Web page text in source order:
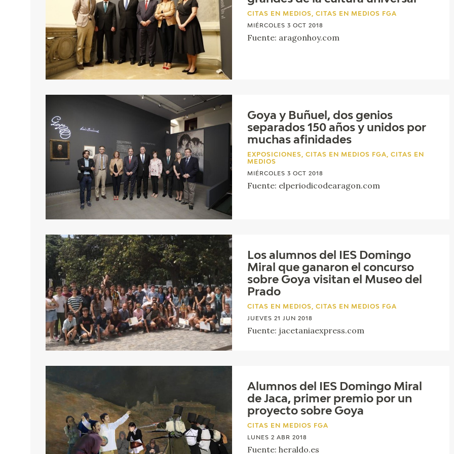
CITAS EN MEDIOS, CITAS EN MEDIOS FGA
MIÉRCOLES 3 OCT 2018
Fuente: aragonhoy.com
Goya y Buñuel, dos genios
separados 150 años y unidos por
muchas afinidades
EXPOSICIONES, CITAS EN MEDIOS FGA, CITAS EN
MEDIOS
MIÉRCOLES 3 OCT 2018
Fuente: elperiodicodearagon.com
Los alumnos del IES Domingo
Miral que ganaron el concurso
sobre Goya visitan el Museo del
Prado
CITAS EN MEDIOS, CITAS EN MEDIOS FGA
JUEVES 21 JUN 2018
Fuente: jacetaniaexpress.com
Alumnos del IES Domingo Miral
de Jaca, primer premio por un
proyecto sobre Goya
CITAS EN MEDIOS FGA
LUNES 2 ABR 2018
Fuente: heraldo.es